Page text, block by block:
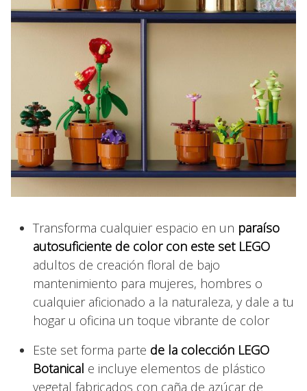
Transforma cualquier espacio en un paraíso
autosuficiente de color con este set LEGO
adultos de creación floral de bajo
mantenimiento para mujeres, hombres o
cualquier aficionado a la naturaleza, y dale a tu
hogar u oficina un toque vibrante de color
Este set forma parte de la colección LEGO
Botanical e incluye elementos de plástico
vegetal fabricados con caña de azúcar de